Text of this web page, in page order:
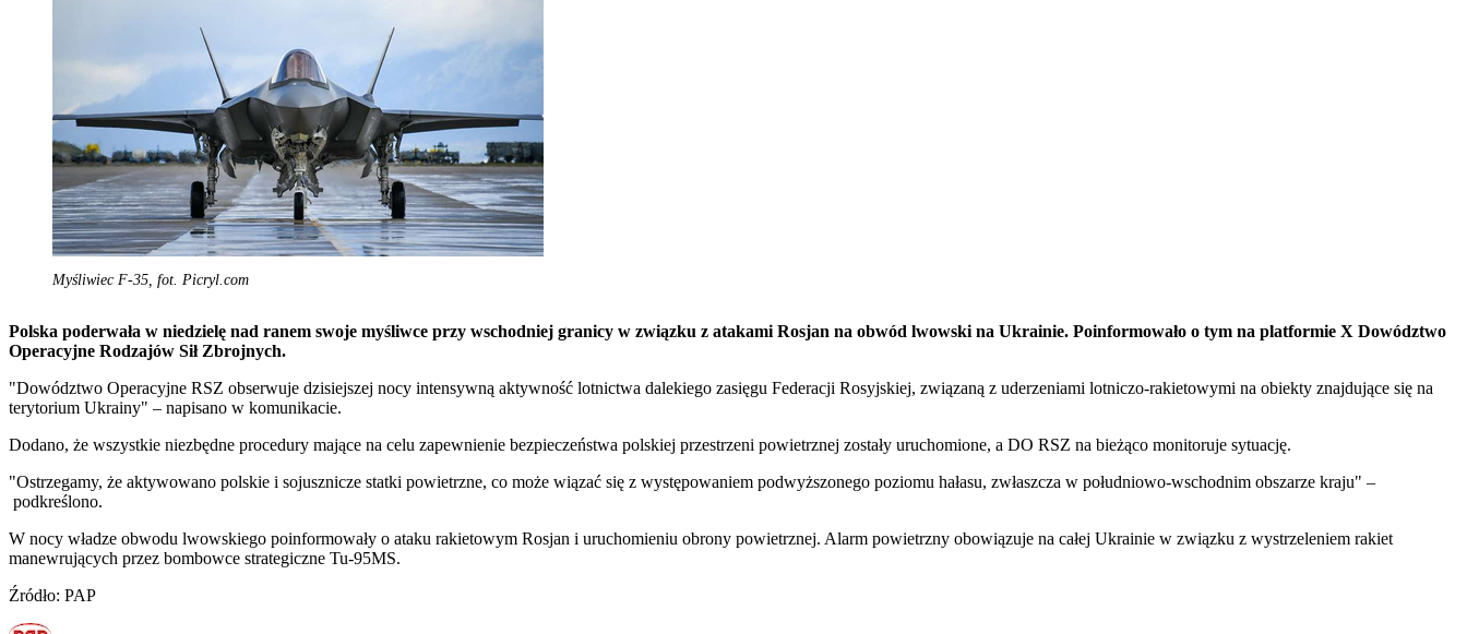
Myśliwiec F-35, fot. Picryl.com
Polska poderwała w niedzielę nad ranem swoje myśliwce przy wschodniej granicy w związku z atakami Rosjan na obwód lwowski na Ukrainie. Poinformowało o tym na platformie X Dowództwo
Operacyjne Rodzajów Sił Zbrojnych.
"Dowództwo Operacyjne RSZ obserwuje dzisiejszej nocy intensywną aktywność lotnictwa dalekiego zasięgu Federacji Rosyjskiej, związaną z uderzeniami lotniczo-rakietowymi na obiekty znajdujące się na
terytorium Ukrainy" – napisano w komunikacie.
Dodano, że wszystkie niezbędne procedury mające na celu zapewnienie bezpieczeństwa polskiej przestrzeni powietrznej zostały uruchomione, a DO RSZ na bieżąco monitoruje sytuację.
"Ostrzegamy, że aktywowano polskie i sojusznicze statki powietrzne, co może wiązać się z występowaniem podwyższonego poziomu hałasu, zwłaszcza w południowo-wschodnim obszarze kraju" –
podkreślono.
W nocy władze obwodu lwowskiego poinformowały o ataku rakietowym Rosjan i uruchomieniu obrony powietrznej. Alarm powietrzny obowiązuje na całej Ukrainie w związku z wystrzeleniem rakiet
manewrujących przez bombowce strategiczne Tu-95MS.
Źródło: PAP